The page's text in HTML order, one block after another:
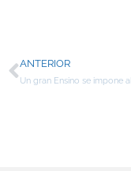
ANTERIOR